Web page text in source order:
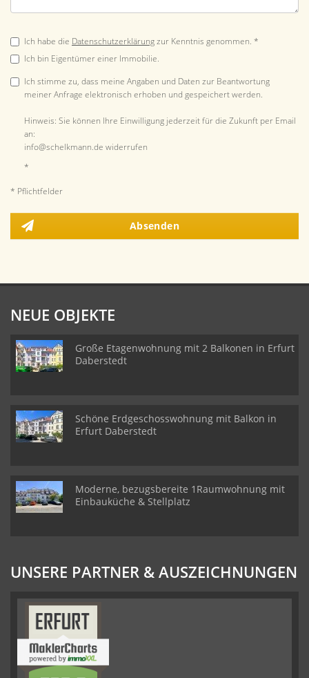
Ich habe die Datenschutzerklärungzur Kenntnis genommen. *
Ich bin Eigentümer einer Immobilie.
Ich stimme zu, dass meine Angaben und Daten zur Beantwortung
meiner Anfrage elektronisch erhoben und gespeichert werden.
Hinweis: Sie können Ihre Einwilligung jederzeit für die Zukunft per Email
an:
info@schelkmann.de widerrufen
*
* Pflichtfelder
Absenden
NEUE OBJEKTE
Große Etagenwohnung mit 2 Balkonen in Erfurt
Daberstedt
Schöne Erdgeschosswohnung mit Balkon in
Erfurt Daberstedt
Moderne, bezugsbereite 1Raumwohnung mit
Einbauküche & Stellplatz
UNSERE PARTNER & AUSZEICHNUNGEN